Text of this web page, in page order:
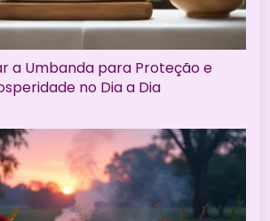
a Umbanda para Proteção e
no Dia a Dia